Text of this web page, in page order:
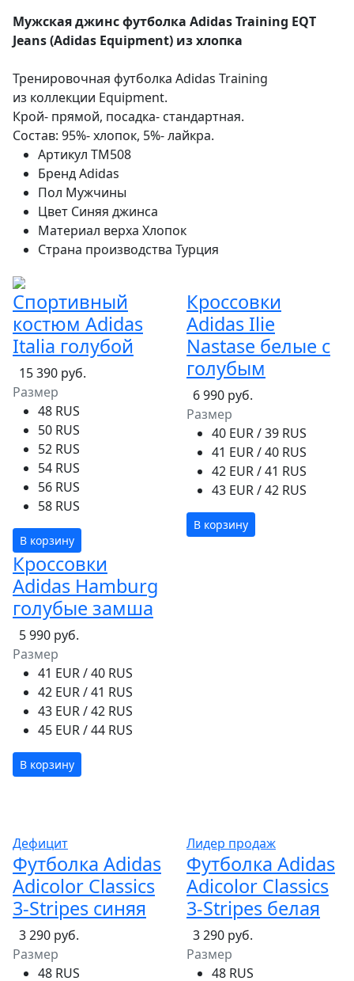
Мужская джинс футболка Adidas Training EQT
Jeans (Adidas Equipment) из хлопка
Тренировочная футболка Adidas Training
из коллекции Equipment.
Крой- прямой, посадка- стандартная.
Состав: 95%- хлопок, 5%- лайкра.
Артикул TM508
БрендAdidas
Пол Мужчины
Цвет Синяя джинса
Материал верха Хлопок
Страна производства Турция
Спортивный
костюм Adidas
Italia голубой
15 390 руб.
Размер
48 RUS
50 RUS
52 RUS
54 RUS
56 RUS
58 RUS
В корзину
Кроссовки
Adidas Ilie
Nastase белые с
голубым
6 990 руб.
Размер
40 EUR / 39 RUS
41 EUR / 40 RUS
42 EUR / 41 RUS
43 EUR / 42 RUS
В корзину
Кроссовки
Adidas Hamburg
голубые замша
5 990 руб.
Размер
41 EUR / 40 RUS
42 EUR / 41 RUS
43 EUR / 42 RUS
45 EUR / 44 RUS
В корзину
Дефицит
Футболка Adidas
Adicolor Classics
3-Stripes синяя
3 290 руб.
Размер
48 RUS
Лидер продаж
Футболка Adidas
Adicolor Classics
3-Stripes белая
3 290 руб.
Размер
48 RUS